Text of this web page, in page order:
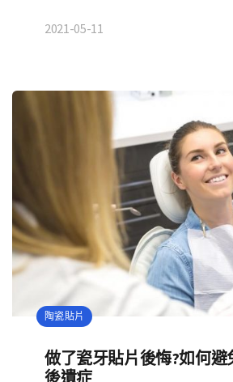
2021-05-11
陶瓷貼片
做了瓷牙貼片後悔?如何避
後遺症